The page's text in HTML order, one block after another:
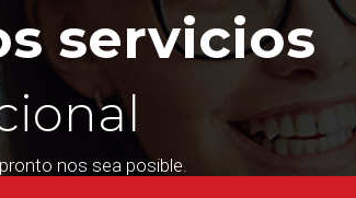
servicios
nos sea posible.